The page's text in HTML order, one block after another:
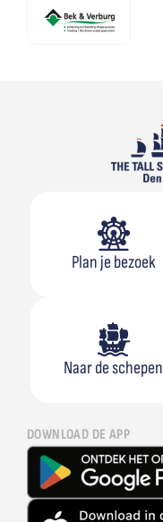
Plan je bezoek
Naar de schepen
DOWNLOAD DE APP